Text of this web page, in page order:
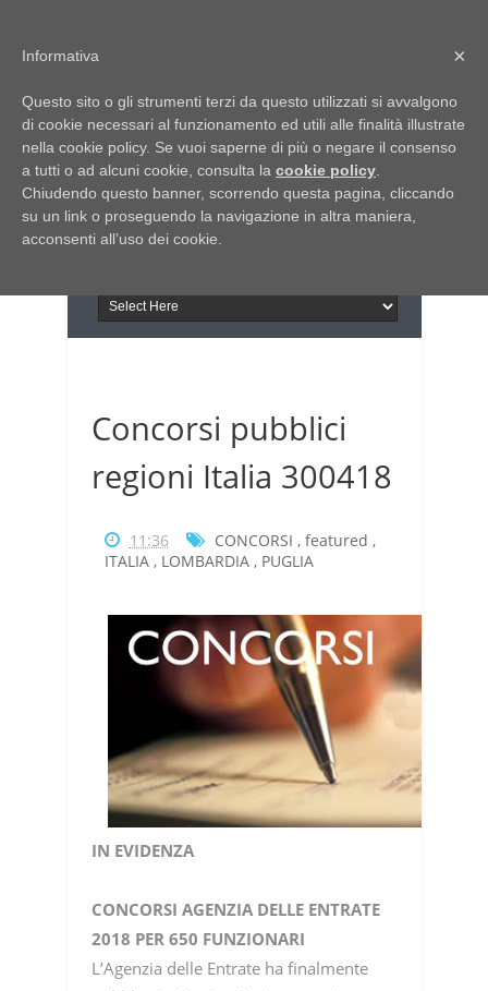
Italia Notizie
Giornale di Basilicata
Giornale di Puglia
INFORMAPUGLIA
Il portale n.1 del lavoro
in Puglia
Concorsi pubblici
regioni Italia 300418
11:36 CONCORSI , featured ,
ITALIA, LOMBARDIA, PUGLIA
IN EVIDENZA
CONCORSI AGENZIA DELLE ENTRATE
2018 PER 650 FUNZIONARI
L’Agenzia delle Entrate ha finalmente
×
Informativa
Questo sito o gli strumenti terzi da questo utilizzati si avvalgono
di cookie necessari al funzionamento ed utili alle finalità illustrate
nella cookie policy. Se vuoi saperne di più o negare il consenso
a tutti o ad alcuni cookie, consulta la cookie policy
Chiudendo questo banner, scorrendo questa pagina, cliccando
su un link o proseguendo la navigazione in altra maniera,
acconsenti all’uso dei cookie.